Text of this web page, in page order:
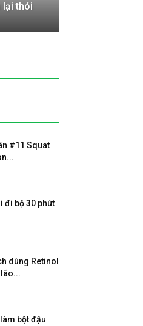
lại thói
#11 Squat
đi bộ 30 phút
dùng Retinol
bột đậu